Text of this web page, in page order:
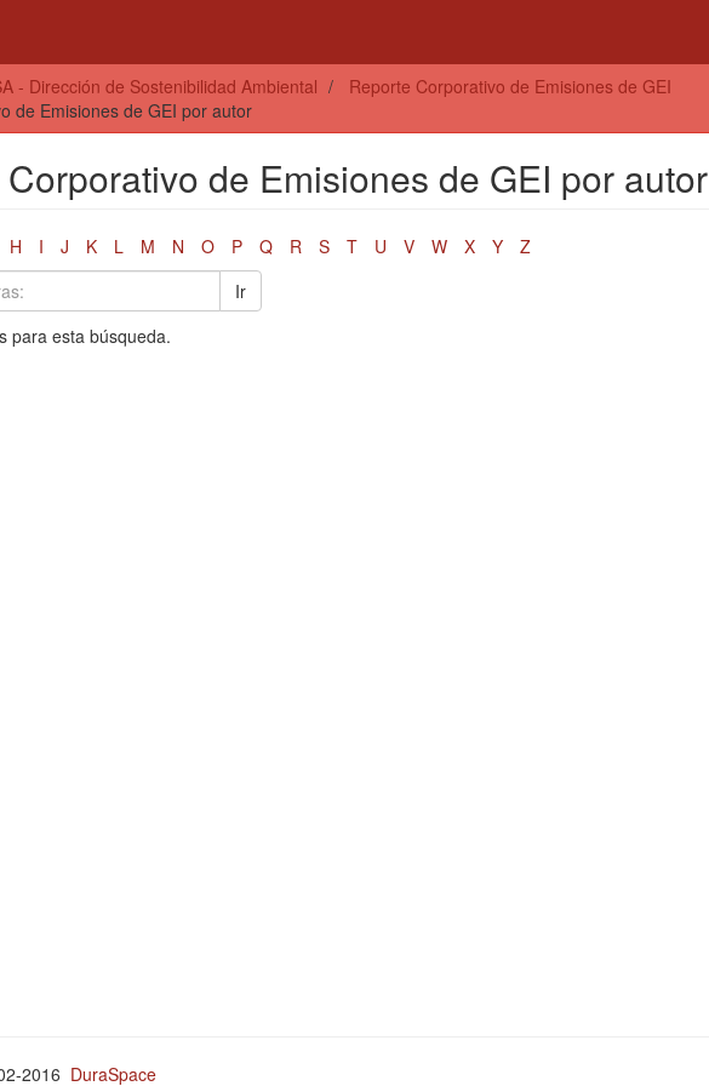
- Dirección de Sostenibilidad Ambiental
Reporte Corporativo de Emisiones de GEI
de Emisiones de GEI por autor
de Emisiones de GEI por autor
H I J K L M N O P Q R S T U V W X Y
Z
Ir
para esta búsqueda.
2016 DuraSpace